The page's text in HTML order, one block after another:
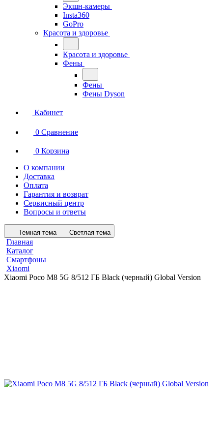
Экшн-камеры
Insta360
GoPro
Красота и здоровье
Красота и здоровье
Фены
Фены
Фены Dyson
Кабинет
0 Сравнение
0 Корзина
О компании
Доставка
Оплата
Гарантия и возврат
Сервисный центр
Вопросы и ответы
Темная тема Светлая тема
Главная
Каталог
Смартфоны
Xiaomi
Xiaomi Poco M8 5G 8/512 ГБ Black (черный) Global Version